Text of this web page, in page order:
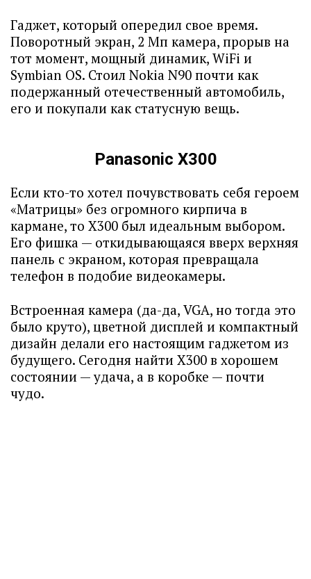
Гаджет, который опередил свое время.
Поворотный экран, 2 Мп камера, прорыв на
тот момент, мощный динамик, WiFi и
Symbian OS. Стоил Nokia N90 почти как
подержанный отечественный автомобиль,
его и покупали как статусную вещь.
Panasonic X300
Если кто-то хотел почувствовать себя героем
«Матрицы» без огромного кирпича в
кармане, то X300 был идеальным выбором.
Его фишка — откидывающаяся вверх верхняя
панель с экраном, которая превращала
телефон в подобие видеокамеры.
Встроенная камера (да-да, VGA, но тогда это
было круто), цветной дисплей и компактный
дизайн делали его настоящим гаджетом из
будущего. Сегодня найти X300 в хорошем
состоянии — удача, а в коробке — почти
чудо.